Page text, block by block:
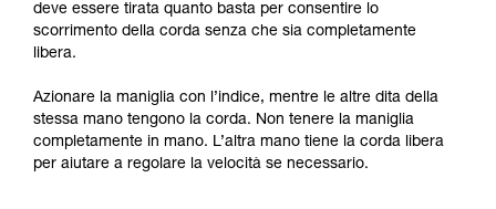
deve essere tirata quanto basta per consentire lo
scorrimento della corda senza che sia completamente
libera.
Azionare la maniglia con l’indice, mentre le altre dita della
stessa mano tengono la corda. Non tenere la maniglia
completamente in mano. L’altra mano tiene la corda libera
per aiutare a regolare la velocità se necessario.